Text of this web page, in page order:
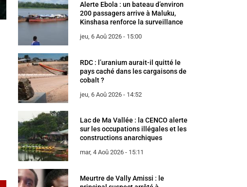
Alerte Ebola : un bateau d’environ
200 passagers arrive à Maluku,
Kinshasa renforce la surveillance
jeu, 6 Aoû 2026 - 15:00
RDC : l’uranium aurait-il quitté le
pays caché dans les cargaisons de
cobalt ?
jeu, 6 Aoû 2026 - 14:52
Lac de Ma Vallée : la CENCO alerte
sur les occupations illégales et les
constructions anarchiques
mar, 4 Aoû 2026 - 15:11
Meurtre de Vally Amissi : le